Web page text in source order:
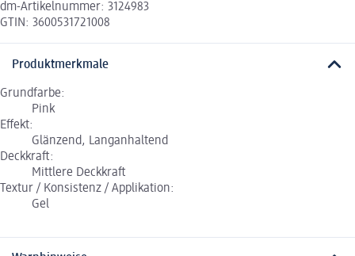
dm-Artikelnummer: 3124983
GTIN: 3600531721008
Produktmerkmale
Grundfarbe:
Pink
Effekt:
Glänzend, Langanhaltend
Deckkraft:
Mittlere Deckkraft
Textur / Konsistenz / Applikation:
Gel